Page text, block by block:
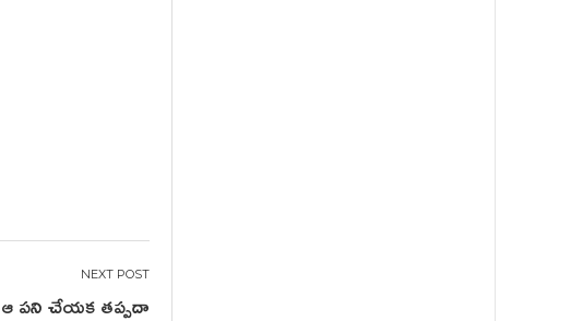
ఆ పని చేయక తప్పదా